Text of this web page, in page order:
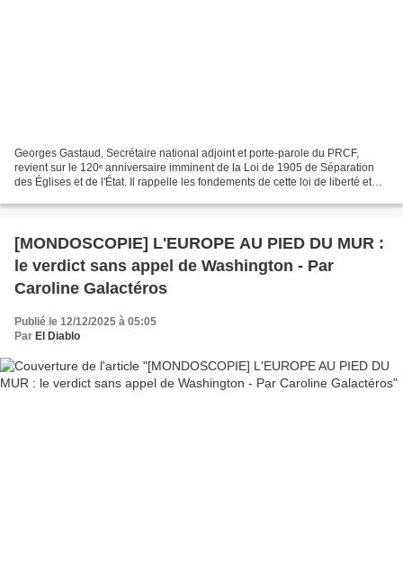
Georges Gastaud, Secrétaire national adjoint et porte-parole du PRCF,
revient sur le 120ᵉ anniversaire imminent de la Loi de 1905 de Séparation
des Églises et de l'État. Il rappelle les fondements de cette loi de liberté et
[MONDOSCOPIE] L'EUROPE AU PIED DU MUR :
le verdict sans appel de Washington - Par
Caroline Galactéros
Publié le 12/12/2025 à 05:05
Par El Diablo